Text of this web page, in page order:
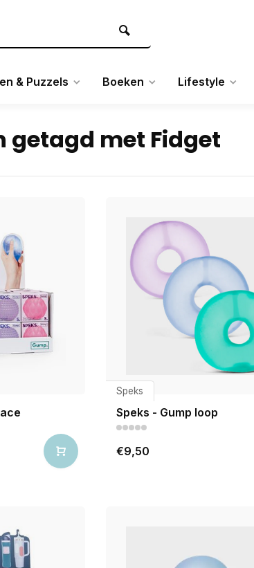
& Puzzels Boeken Lifestyle
getagd met Fidget
Speks
Speks - Gump loop
€9,50